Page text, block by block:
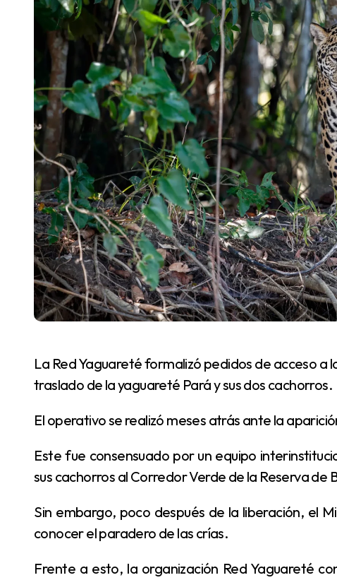
La Red Yaguareté formalizó pedidos de acceso a la información pública para conocer detalles del
traslado de la yaguareté Pará y sus dos cachorros.
El operativo se realizó meses atrás ante la
Este fue consensuado por un equipo interinstitucional que logró trasladar a la yaguareté junto a
sus cachorros al Corredor Verde de la Reserva de
Sin embargo, poco después de la liberación, el Ministerio de Ecología de Misiones reconoció no
conocer el paradero de las crías.
Frente a esto, la organización Red Yaguareté consideró insuficientes las explicaciones oficiales